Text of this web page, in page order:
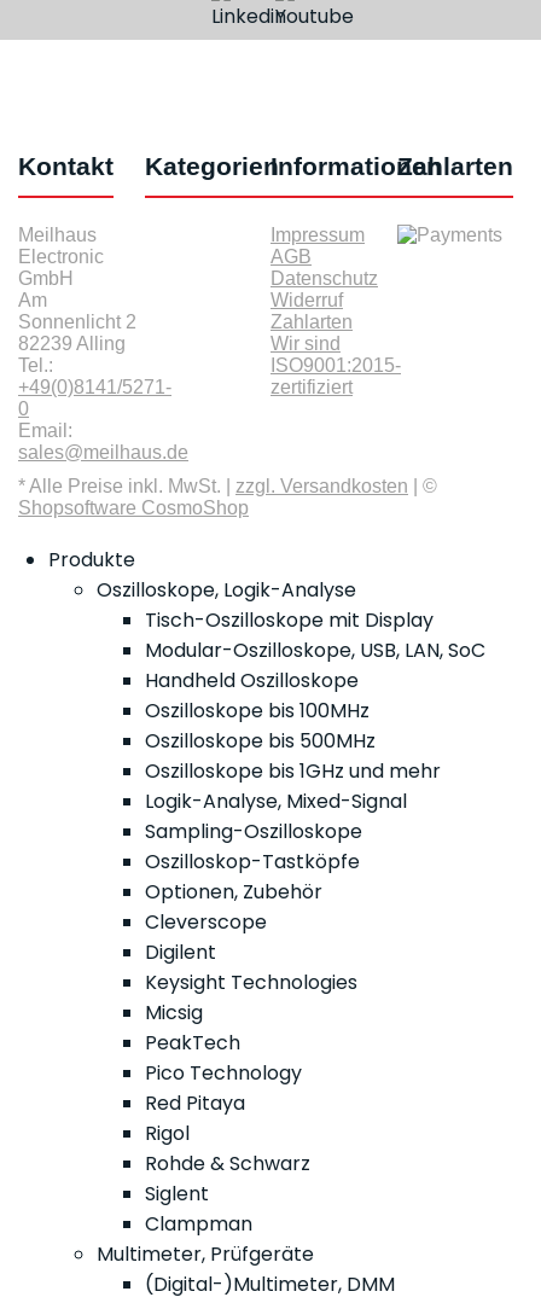
Kontakt
Meilhaus
Electronic
GmbH
Am
Sonnenlicht 2
82239 Alling
Tel.:
+49(0)8141/5271-
0
Email:
sales@meilhaus.de
KategorienInformationen
Impressum
AGB
Datenschutz
Widerruf
Zahlarten
Wir sind
ISO9001:2015-
zertifiziert
Zahlarten
* Alle Preise inkl. MwSt. | zzgl. Versandkosten | ©
Shopsoftware CosmoShop
Produkte
Oszilloskope, Logik-Analyse
Tisch-Oszilloskope mit Display
Modular-Oszilloskope, USB, LAN, SoC
Handheld Oszilloskope
Oszilloskope bis 100MHz
Oszilloskope bis 500MHz
Oszilloskope bis 1GHz und mehr
Logik-Analyse, Mixed-Signal
Sampling-Oszilloskope
Oszilloskop-Tastköpfe
Optionen, Zubehör
Cleverscope
Digilent
Keysight Technologies
Micsig
PeakTech
Pico Technology
Red Pitaya
Rigol
Rohde & Schwarz
Siglent
Clampman
Multimeter, Prüfgeräte
(Digital-)Multimeter, DMM